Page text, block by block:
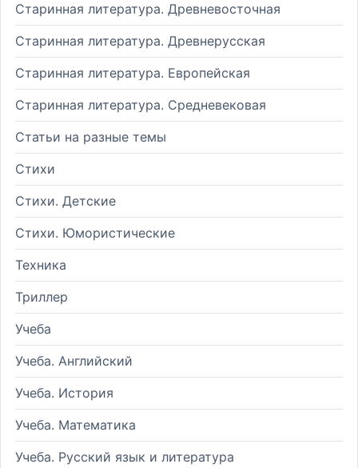
Старинная литература. Древневосточная
Старинная литература. Древнерусская
Старинная литература. Европейская
Старинная литература. Средневековая
Статьи на разные темы
Стихи
Стихи. Детские
Стихи. Юмористические
Техника
Триллер
Учеба
Учеба. Английский
Учеба. История
Учеба. Математика
Учеба. Русский язык и литература